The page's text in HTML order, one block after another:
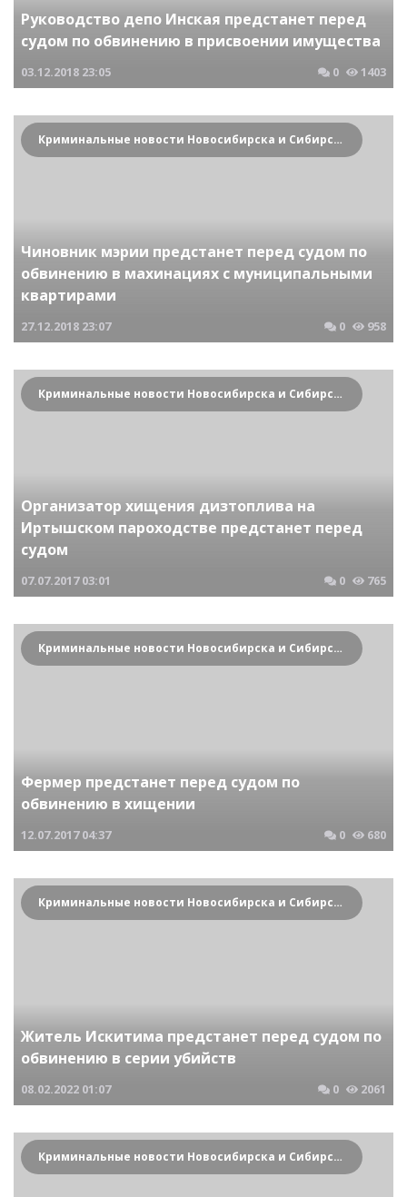
Руководство депо Инская предстанет перед
судом по обвинению в присвоении имущества
03.12.2018 23:05 0 1403
Криминальные новости Новосибирска и Сибирского региона
Чиновник мэрии предстанет перед судом по
обвинению в махинациях с муниципальными
квартирами
27.12.2018 23:07 0 958
Криминальные новости Новосибирска и Сибирского региона
Организатор хищения дизтоплива на
Иртышском пароходстве предстанет перед
судом
07.07.2017 03:01 0 765
Криминальные новости Новосибирска и Сибирского региона
Фермер предстанет перед судом по
обвинению в хищении
12.07.2017 04:37 0 680
Криминальные новости Новосибирска и Сибирского региона
Житель Искитима предстанет перед судом по
обвинению в серии убийств
08.02.2022 01:07 0 2061
Криминальные новости Новосибирска и Сибирского региона